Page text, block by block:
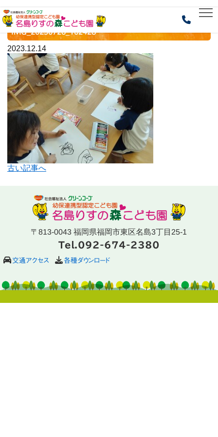
HOME> IMG_20230726_102428
IMG_20230726_102428
2023.12.14
古い記事へ
〒813-0043 福岡県福岡市東区名島3丁目25-1
Tel.092-674-2380
交通アクセス 各種ダウンロード